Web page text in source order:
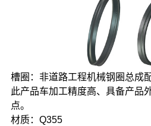
槽圈：非道路工程机械钢圈总成
此产品车加工精度高、具备产品
点。
材质：Q355